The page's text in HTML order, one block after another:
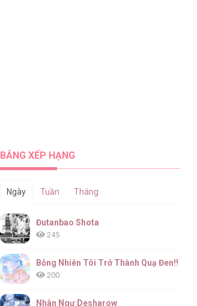
BẢNG XẾP HẠNG
Ngày Tuần Tháng
Đutanbao Shota
245
Bỗng Nhiên Tôi Trở Thành Quạ Đen!!
200
Nhân Ngư Desharow